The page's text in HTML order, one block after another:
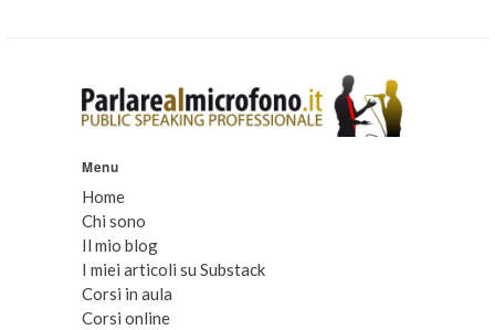
Menu
Home
Chi sono
Il mio blog
I miei articoli su Substack
Corsi in aula
Corsi online